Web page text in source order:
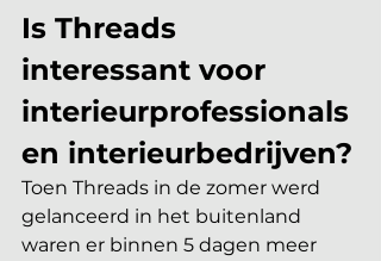
Is Threads
interessant voor
interieurprofessionals
en interieurbedrijven?
Toen Threads in de zomer werd
gelanceerd in het buitenland
waren er binnen 5 dagen meer